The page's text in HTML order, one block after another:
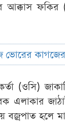
আক্কাস
ভোরের
(ওসি)
এলাকার
বজ্রপাত হলে